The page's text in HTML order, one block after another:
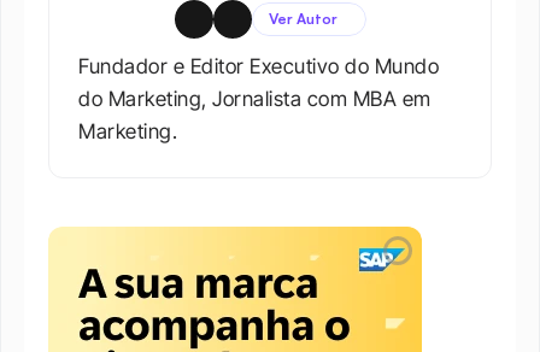
Ver Autor
Fundador e Editor Executivo do Mundo
do Marketing, Jornalista com MBA em
Marketing.